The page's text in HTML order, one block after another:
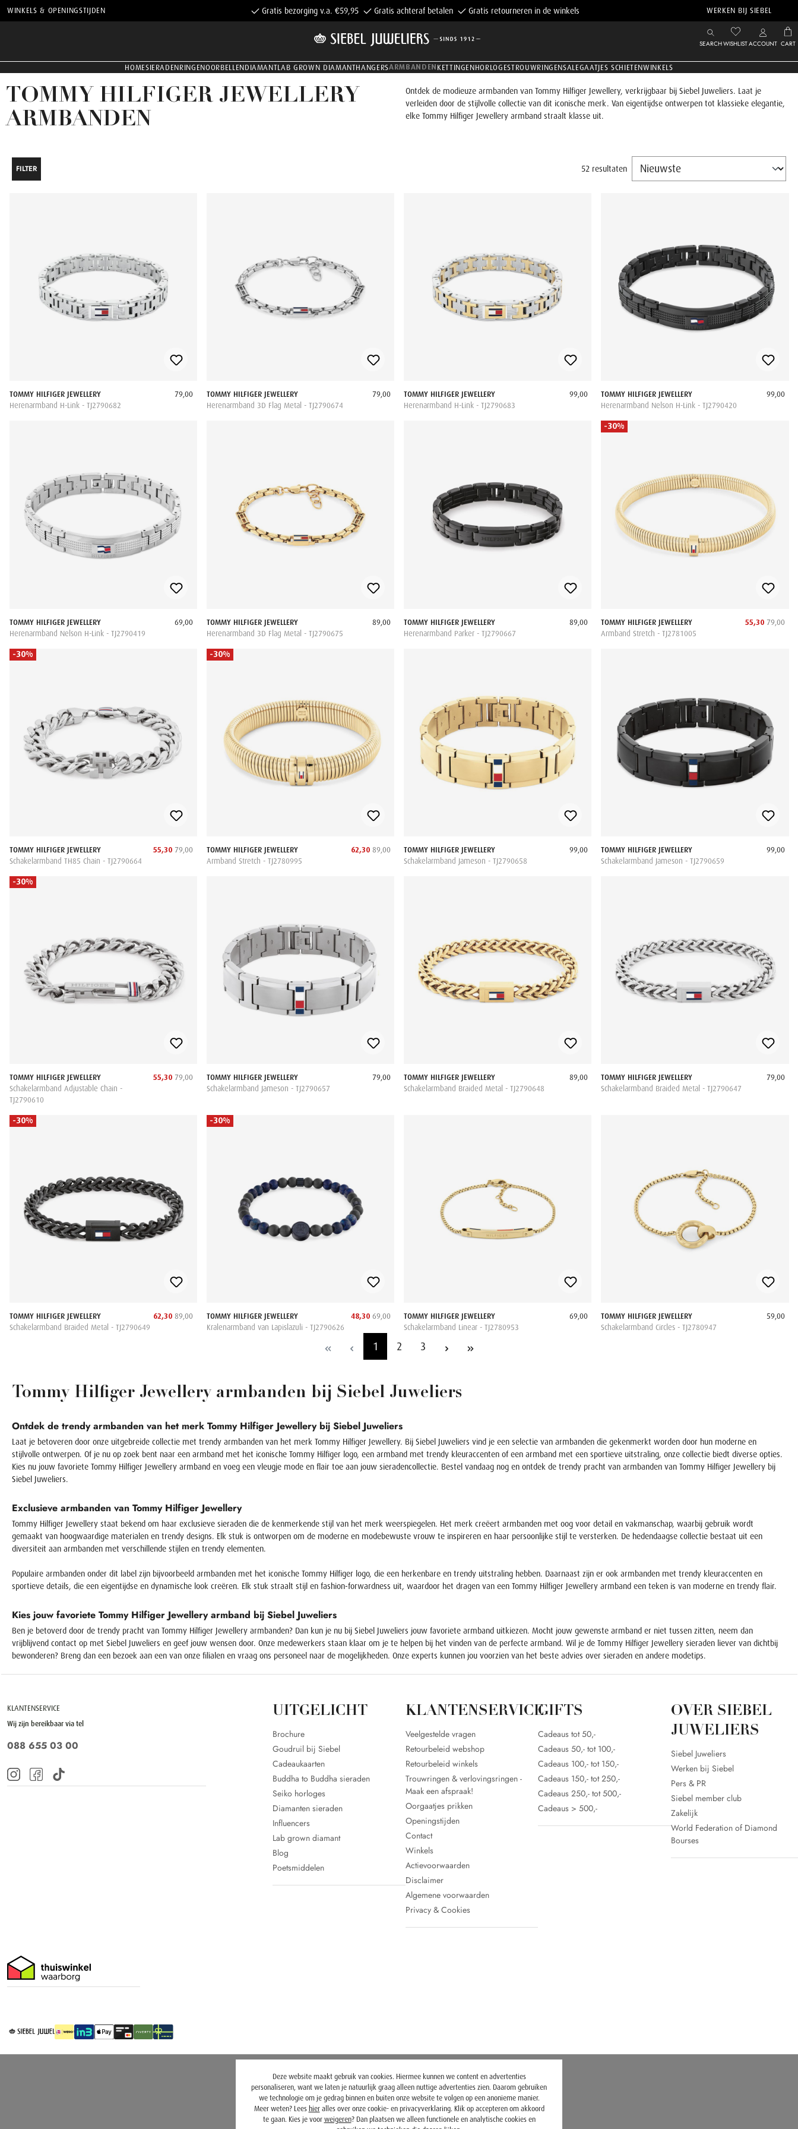
WINKELS & OPENINGSTIJDEN Gratis bezorging v.a. €59,95 Gratis achteraf betalen Gratis retourneren in de winkels WERKEN BIJ SIEBEL
SEARCHWISHLISTACCOUNT CART
HOMESIERADENRINGENOORBELLENDIAMANTLAB GROWN DIAMANTHANGERSARMBANDEN KETTINGENHORLOGESTROUWRINGENSALEGAATJES SCHIETENWINKELS
TOMMY HILFIGER JEWELLERY
ARMBANDEN
Ontdek de modieuze armbanden van Tommy Hilfiger Jewellery, verkrijgbaar bij Siebel Juweliers. Laat je
verleiden door de stijlvolle collectie van dit iconische merk. Van eigentijdse ontwerpen tot klassieke elegantie,
elke Tommy Hilfiger Jewellery armband straalt klasse uit.
FILTER 52 resultaten
TOMMY HILFIGER JEWELLERY
Herenarmband H-Link - TJ2790682
79,00
TOMMY HILFIGER JEWELLERY
Herenarmband 3D Flag Metal - TJ2790674
79,00
TOMMY HILFIGER JEWELLERY
Herenarmband H-Link - TJ2790683
99,00
TOMMY HILFIGER JEWELLERY
Herenarmband Nelson H-Link - TJ2790420
99,00
TOMMY HILFIGER JEWELLERY
Herenarmband Nelson H-Link - TJ2790419
69,00
TOMMY HILFIGER JEWELLERY
Herenarmband 3D Flag Metal - TJ2790675
89,00
TOMMY HILFIGER JEWELLERY
Herenarmband Parker - TJ2790667
89,00
-30%
TOMMY HILFIGER JEWELLERY
Armband Stretch - TJ2781005
55,30 79,00
-30%
TOMMY HILFIGER JEWELLERY
Schakelarmband TH85 Chain - TJ2790664
55,30 79,00
-30%
TOMMY HILFIGER JEWELLERY
Armband Stretch - TJ2780995
62,30 89,00
TOMMY HILFIGER JEWELLERY
Schakelarmband Jameson - TJ2790658
99,00
TOMMY HILFIGER JEWELLERY
Schakelarmband Jameson - TJ2790659
99,00
-30%
TOMMY HILFIGER JEWELLERY
Schakelarmband Adjustable Chain -
TJ2790610
55,30 79,00
TOMMY HILFIGER JEWELLERY
Schakelarmband Jameson - TJ2790657
79,00
TOMMY HILFIGER JEWELLERY
Schakelarmband Braided Metal - TJ2790648
89,00
TOMMY HILFIGER JEWELLERY
Schakelarmband Braided Metal - TJ2790647
79,00
-30%
TOMMY HILFIGER JEWELLERY
Schakelarmband Braided Metal - TJ2790649
62,3089,00
-30%
TOMMY HILFIGER JEWELLERY
Kralenarmband van Lapislazuli - TJ2790626
48,30 69,00
TOMMY HILFIGER JEWELLERY
Schakelarmband Linear - TJ2780953
69,00
TOMMY HILFIGER JEWELLERY
Schakelarmband Circles - TJ2780947
59,00
1 2 3
Tommy Hilfiger Jewellery armbanden bij Siebel Juweliers
Ontdek de trendy armbanden van het merk Tommy Hilfiger Jewellery bij Siebel Juweliers
Laat je betoveren door onze uitgebreide collectie met trendy armbanden van het merk Tommy Hilfiger Jewellery. Bij Siebel Juweliers vind je een selectie van armbanden die gekenmerkt worden door hun moderne en
stijlvolle ontwerpen. Of je nu op zoek bent naar een armband met het iconische Tommy Hilfiger logo, een armband met trendy kleuraccenten of een armband met een sportieve uitstraling, onze collectie biedt diverse opties.
Kies nu jouw favoriete Tommy Hilfiger Jewellery armband en voeg een vleugje mode en flair toe aan jouw sieradencollectie. Bestel vandaag nog en ontdek de trendy pracht van armbanden van Tommy Hilfiger Jewellery bij
Siebel Juweliers.
Exclusieve armbanden van Tommy Hilfiger Jewellery
Tommy Hilfiger Jewellery staat bekend om haar exclusieve sieraden die de kenmerkende stijl van het merk weerspiegelen. Het merk creëert armbanden met oog voor detail en vakmanschap, waarbij gebruik wordt
gemaakt van hoogwaardige materialen en trendy designs. Elk stuk is ontworpen om de moderne en modebewuste vrouw te inspireren en haar persoonlijke stijl te versterken. De hedendaagse collectie bestaat uit een
diversiteit aan armbanden met verschillende stijlen en trendy elementen.
Populaire armbanden onder dit label zijn bijvoorbeeld armbanden met het iconische Tommy Hilfiger logo, die een herkenbare en trendy uitstraling hebben. Daarnaast zijn er ook armbanden met trendy kleuraccenten en
sportieve details, die een eigentijdse en dynamische look creëren. Elk stuk straalt stijl en fashion-forwardness uit, waardoor het dragen van een Tommy Hilfiger Jewellery armband een teken is van moderne en trendy flair.
Kies jouw favoriete Tommy Hilfiger Jewellery armband bij Siebel Juweliers
Ben je betoverd door de trendy pracht van Tommy Hilfiger Jewellery armbanden? Dan kun je nu bij Siebel Juweliers jouw favoriete armband uitkiezen. Mocht jouw gewenste armband er niet tussen zitten, neem dan
vrijblijvend contact op met Siebel Juweliers en geef jouw wensen door. Onze medewerkers staan klaar om je te helpen bij het vinden van de perfecte armband. Wil je de Tommy Hilfiger Jewellery sieraden liever van dichtbij
bewonderen? Breng dan een bezoek aan een van onze filialen en vraag ons personeel naar de mogelijkheden. Onze experts kunnen jou voorzien van het beste advies over sieraden en andere modetips.
KLANTENSERVICE
Wij zijn bereikbaar via tel
088 655 03 00
UITGELICHT
Brochure
Goudruil bij Siebel
Cadeaukaarten
Buddha to Buddha sieraden
Seiko horloges
Diamanten sieraden
Influencers
Lab grown diamant
Blog
Poetsmiddelen
KLANTENSERVICE
Veelgestelde vragen
Retourbeleid webshop
Retourbeleid winkels
Trouwringen & verlovingsringen -
Maak een afspraak!
Oorgaatjes prikken
Openingstijden
Contact
Winkels
Actievoorwaarden
Disclaimer
Algemene voorwaarden
Privacy & Cookies
GIFTS
Cadeaus tot 50,-
Cadeaus 50,- tot 100,-
Cadeaus 100,- tot 150,-
Cadeaus 150,- tot 250,-
Cadeaus 250,- tot 500,-
Cadeaus > 500,-
OVER SIEBEL
JUWELIERS
Siebel Juweliers
Werken bij Siebel
Pers & PR
Siebel member club
Zakelijk
World Federation of Diamond
Bourses
Deze website maakt gebruik van cookies. Hiermee kunnen we content en advertenties
personaliseren, want we laten je natuurlijk graag alleen nuttige advertenties zien. Daarom gebruiken
we technologie om je gedrag binnen en buiten onze website te volgen op een anonieme manier.
Meer weten? Lees hieralles over onze cookie- en privacyverklaring. Klik op accepteren om akkoord
te gaan. Kies je voor weigeren? Dan plaatsen we alleen functionele en analytische cookies en